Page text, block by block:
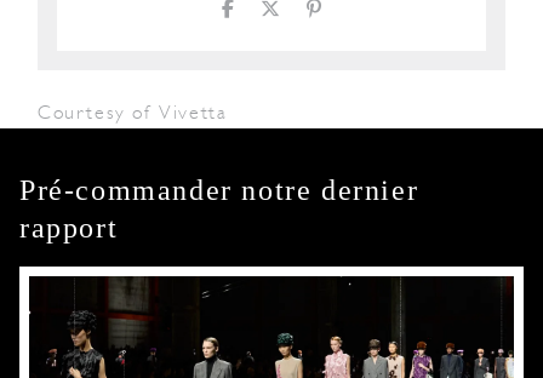
Courtesy of Vivetta
Pré-commander notre dernier
rapport